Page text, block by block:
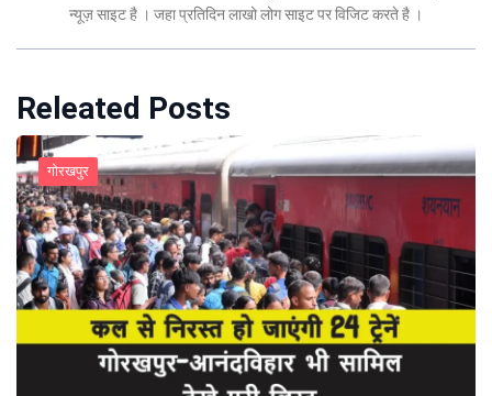
न्यूज़ साइट है । जहा प्रतिदिन लाखो लोग साइट पर विजिट करते है ।
Releated Posts
गोरखपुर